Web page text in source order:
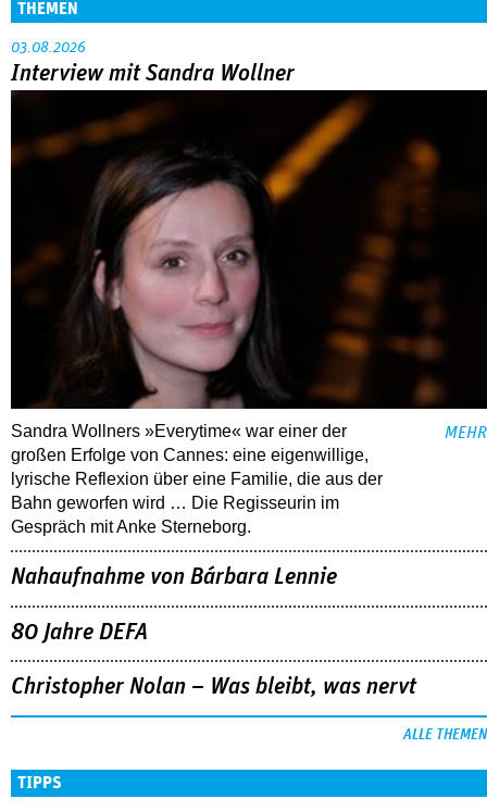
THEMEN
03.08.2026
Interview mit Sandra Wollner
Sandra Wollners »Everytime« war einer der
großen Erfolge von Cannes: eine eigenwillige,
lyrische Reflexion über eine ­Familie, die aus der
Bahn geworfen wird … Die Regisseurin im
Gespräch mit Anke Sterneborg.
MEHR
Nahaufnahme von Bárbara Lennie
80 Jahre DEFA
Christopher Nolan – Was bleibt, was nervt
ALLE THEMEN
TIPPS